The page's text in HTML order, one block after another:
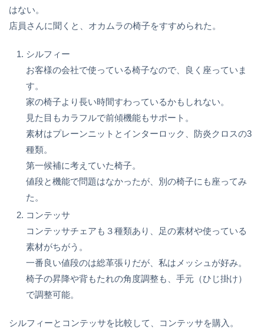
はない。
店員さんに聞くと、オカムラの椅子をすすめられた。
シルフィー
お客様の会社で使っている椅子なので、良く座っていま
す。
家の椅子より長い時間すわっているかもしれない。
見た目もカラフルで前傾機能もサポート。
素材はプレーンニットとインターロック、防炎クロスの3
種類。
第一候補に考えていた椅子。
値段と機能で問題はなかったが、別の椅子にも座ってみ
た。
コンテッサ
コンテッサチェアも３種類あり、足の素材や使っている
素材がちがう。
一番良い値段のは総革張りだが、私はメッシュが好み。
椅子の昇降や背もたれの角度調整も、手元（ひじ掛け）
で調整可能。
シルフィーとコンテッサを比較して、コンテッサを購入。